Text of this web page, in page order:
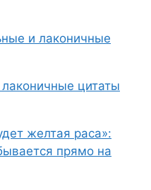
и лаконичные
цитаты
желтая раса»:
прямо на